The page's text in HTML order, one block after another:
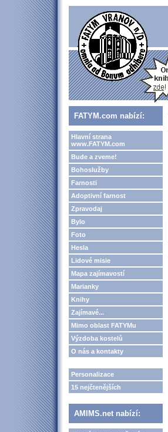
FATYM.com nabízí:
Hlavní strana
www.FATYM.com
Bude a zveme!
Bohoslužby
Farnosti
Adoptivní farnost
Zpravodaj
Bylo
Foto
Hesla
Lidové misie
Mapa zajímavostí
Marianky
Knihy
Zajímavé...
Mimo oblast FATYMu
Výzdoba kostelů
O nás a kontakty
Personalizace
15 nejčtenějších
AMIMS.net nabízí: